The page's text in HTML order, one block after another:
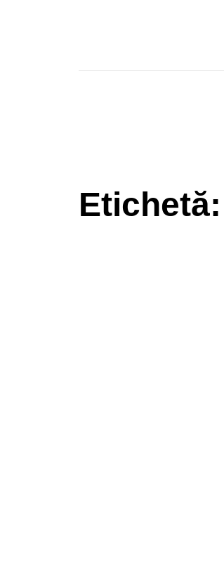
Etichetă: